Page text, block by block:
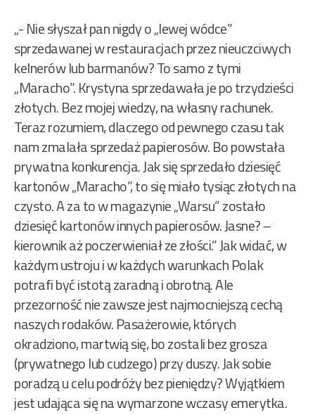
„- Nie słyszał pan nigdy o „lewej wódce”
sprzedawanej w restauracjach przez nieuczciwych
kelnerów lub barmanów? To samo z tymi
„Maracho”. Krystyna sprzedawała je po trzydzieści
złotych. Bez mojej wiedzy, na własny rachunek.
Teraz rozumiem, dlaczego od pewnego czasu tak
nam zmalała sprzedaż papierosów. Bo powstała
prywatna konkurencja. Jak się sprzedało dziesięć
kartonów „Maracho”, to się miało tysiąc złotych na
czysto. A za to w magazynie „Warsu” zostało
dziesięć kartonów innych papierosów. Jasne? –
kierownik aż poczerwieniał ze złości.” Jak widać, w
każdym ustroju i w każdych warunkach Polak
potrafi być istotą zaradną i obrotną. Ale
przezorność nie zawsze jest najmocniejszą cechą
naszych rodaków. Pasażerowie, których
okradziono, martwią się, bo zostali bez grosza
(prywatnego lub cudzego) przy duszy. Jak sobie
poradzą u celu podróży bez pieniędzy? Wyjątkiem
jest udająca się na wymarzone wczasy emerytka.